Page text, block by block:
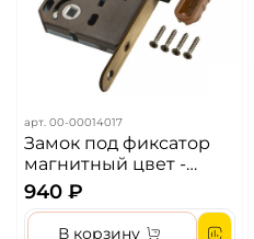
арт. 00-00014017
Замок под фиксатор
магнитный цвет -
бронза
940 ₽
В корзину